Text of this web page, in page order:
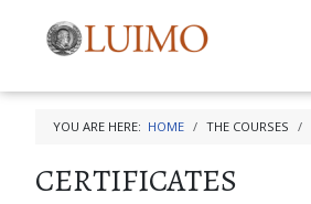
YOU ARE HERE: HOME THE COURSES
CERTIFICATES